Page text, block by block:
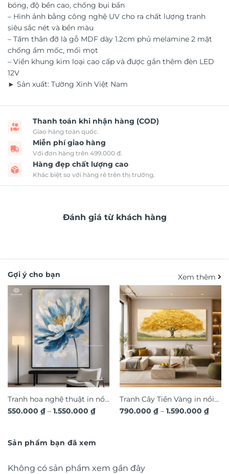
bóng, độ bền cao, chống bụi bẩn
– Hình ảnh bằng công nghệ UV cho ra chất lượng tranh
siêu sắc nét và bền màu
– Tấm thân đỡ là gỗ MDF dày 1.2cm phủ melamine 2 mặt
chống ẩm mốc, mối mọt
– Viền khung kim loại cao cấp và được gắn thêm đèn LED
12V
► Sản xuất: Tường Xinh Việt Nam
Thanh toán khi nhận hàng (COD)
Giao hàng toàn quốc.
Miễn phí giao hàng
Với đơn hàng trên 499.000 đ.
Hàng đẹp chất lượng cao
Khác biệt so với hàng rẻ trên thị trường.
Đánh giá từ khách hàng
Gợi ý cho bạn Xem thêm
Tranh hoa nghệ thuật in nổi
3D hiệu ứng dát vàng sang
550.000 ₫ – 1.550.000 ₫Khoảng
1.550.000 ₫
Tranh Cây Tiền Vàng in nổi
3D dát vàng ánh kim sang
790.000 ₫ – 1.590.000 ₫
Sản phẩm bạn đã xem
Không có sản phẩm xem gần đây